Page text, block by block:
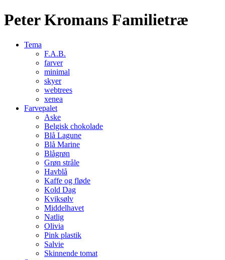
Peter Kromans Familietræ
Tema
F.A.B.
farver
minimal
skyer
webtrees
xenea
Farvepalet
Aske
Belgisk chokolade
Blå Lagune
Blå Marine
Blågrøn
Grøn stråle
Havblå
Kaffe og fløde
Kold Dag
Kviksølv
Middelhavet
Natlig
Olivia
Pink plastik
Salvie
Skinnende tomat